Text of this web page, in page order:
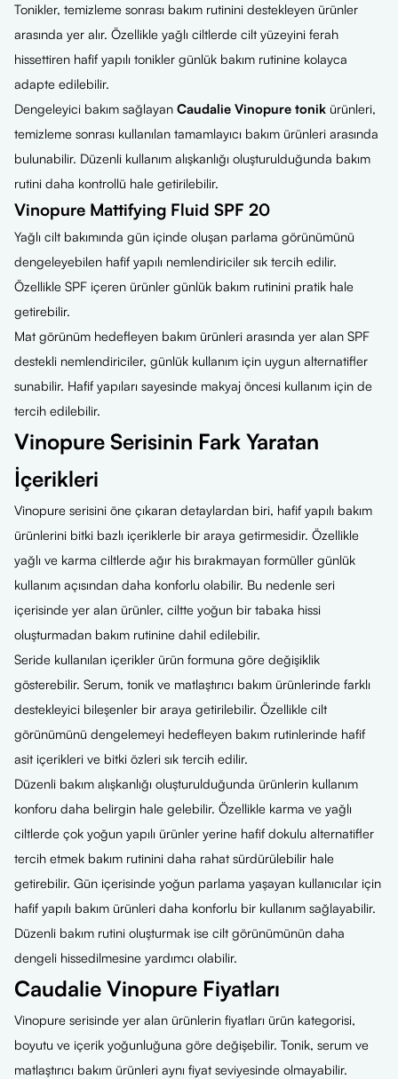
Tonikler, temizleme sonrası bakım rutinini destekleyen ürünler
arasında yer alır. Özellikle yağlı ciltlerde cilt yüzeyini ferah
hissettiren hafif yapılı tonikler günlük bakım rutinine kolayca
adapte edilebilir.
Dengeleyici bakım sağlayan Caudalie Vinopure tonik ürünleri,
temizleme sonrası kullanılan tamamlayıcı bakım ürünleri arasında
bulunabilir. Düzenli kullanım alışkanlığı oluşturulduğunda bakım
rutini daha kontrollü hale getirilebilir.
Vinopure Mattifying Fluid SPF 20
Yağlı cilt bakımında gün içinde oluşan parlama görünümünü
dengeleyebilen hafif yapılı nemlendiriciler sık tercih edilir.
Özellikle SPF içeren ürünler günlük bakım rutinini pratik hale
getirebilir.
Mat görünüm hedefleyen bakım ürünleri arasında yer alan SPF
destekli nemlendiriciler, günlük kullanım için uygun alternatifler
sunabilir. Hafif yapıları sayesinde makyaj öncesi kullanım için de
tercih edilebilir.
Vinopure Serisinin Fark Yaratan
İçerikleri
Vinopure serisini öne çıkaran detaylardan biri, hafif yapılı bakım
ürünlerini bitki bazlı içeriklerle bir araya getirmesidir. Özellikle
yağlı ve karma ciltlerde ağır his bırakmayan formüller günlük
kullanım açısından daha konforlu olabilir. Bu nedenle seri
içerisinde yer alan ürünler, ciltte yoğun bir tabaka hissi
oluşturmadan bakım rutinine dahil edilebilir.
Seride kullanılan içerikler ürün formuna göre değişiklik
gösterebilir. Serum, tonik ve matlaştırıcı bakım ürünlerinde farklı
destekleyici bileşenler bir araya getirilebilir. Özellikle cilt
görünümünü dengelemeyi hedefleyen bakım rutinlerinde hafif
asit içerikleri ve bitki özleri sık tercih edilir.
Düzenli bakım alışkanlığı oluşturulduğunda ürünlerin kullanım
konforu daha belirgin hale gelebilir. Özellikle karma ve yağlı
ciltlerde çok yoğun yapılı ürünler yerine hafif dokulu alternatifler
tercih etmek bakım rutinini daha rahat sürdürülebilir hale
getirebilir. Gün içerisinde yoğun parlama yaşayan kullanıcılar için
hafif yapılı bakım ürünleri daha konforlu bir kullanım sağlayabilir.
Düzenli bakım rutini oluşturmak ise cilt görünümünün daha
dengeli hissedilmesine yardımcı olabilir.
Caudalie Vinopure Fiyatları
Vinopure serisinde yer alan ürünlerin fiyatları ürün kategorisi,
boyutu ve içerik yoğunluğuna göre değişebilir. Tonik, serum ve
matlaştırıcı bakım ürünleri aynı fiyat seviyesinde olmayabilir.